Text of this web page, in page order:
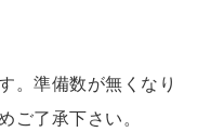
。準備数が無くなり
ご了承下さい。